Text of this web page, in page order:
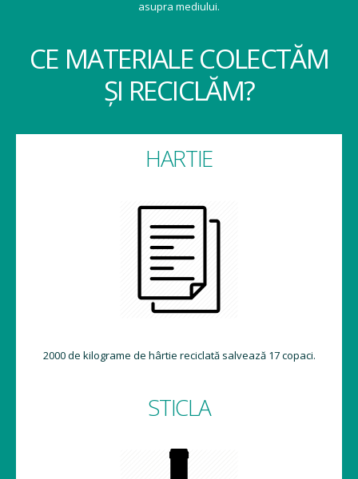
asupra mediului.
CE MATERIALE COLECTĂM
ȘI RECICLĂM?
HARTIE
2000 de kilograme de hârtie reciclată salvează 17 copaci.
STICLA